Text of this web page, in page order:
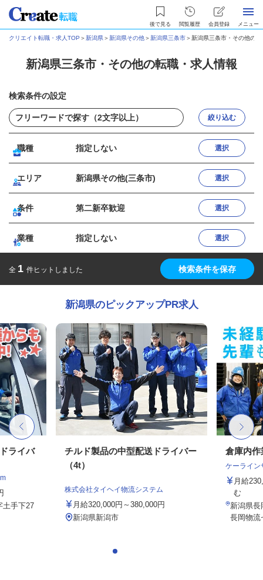
後で見る 閲覧履歴 会員登録 メニュー
クリエイト転職・求人TOP ＞新潟県＞新潟県その他＞新潟県三条市＞新潟県三条市・その他の
新潟県三条市・その他の転職・求人情報
検索条件の設定
絞り込む
職種 指定しない 選択
エリア 新潟県その他(三条市) 選択
条件 第二新卒歓迎 選択
業種 指定しない 選択
全 1 件ヒットしました 検索条件を保存
新潟県のピックアップPR求人
ライバ
土手下27
チルド製品の中型配送ドライバー
（4t）
株式会社タイヘイ物流システム
月給320,000円～380,000円
新潟県新潟市
倉庫内作
ケーライ
月給
む
新潟県長
長岡物